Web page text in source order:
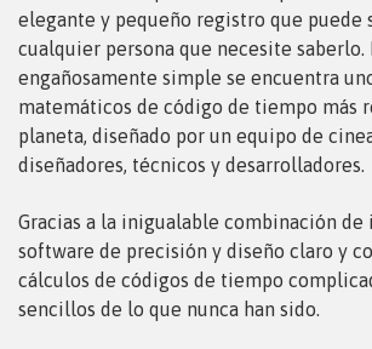
elegante y pequeño registro que puede
cualquier persona que necesite
engañosamente simple se encuentra
matemáticos de código de tiempo más
planeta, diseñado por un equipo de
diseñadores, técnicos y desarrolladores.
Gracias a la inigualable combinación de
software de precisión y diseño claro y
cálculos de códigos de tiempo
sencillos de lo que nunca han sido.